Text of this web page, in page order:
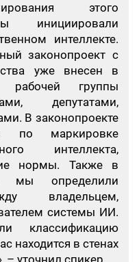
этого
инициировали
интеллекте.
законопроект с
уже внесен в
группы
депутатами,
В законопроекте
по маркировке
интеллекта,
нормы. Также в
мы определили
владельцем,
системы ИИ.
классификацию
находится в стенах
уточнил спикер.